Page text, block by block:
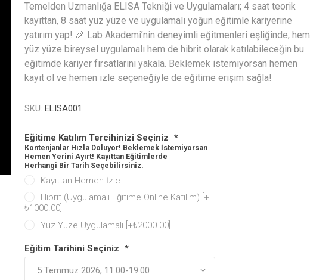
Temelden Uzmanlığa ELISA Tekniği ve Uygulamaları; 4 saat teorik
kayıttan, 8 saat yüz yüze ve uygulamalı yoğun eğitimle kariyerine
yatırım yap! 🎉 Lab Akademi’nin deneyimli eğitmenleri eşliğinde, hem
yüz yüze bireysel uygulamalı hem de hibrit olarak katılabileceğin bu
eğitimde kariyer fırsatlarını yakala. Beklemek istemiyorsan hemen
kayıt ol ve hemen izle seçeneğiyle de eğitime erişim sağla!
SKU: ELISA001
Eğitime Katılım Tercihinizi Seçiniz *
Kontenjanlar Hızla Doluyor! Beklemek İstemiyorsan
Hemen Yerini Ayırt! Kayıttan Eğitimlerde
Herhangi Bir Tarih Seçebilirsiniz.
Kayıttan Hemen İzle
Hibrit (Uygulamalı Eğitime Online Katılım) [+
₺1000.00]
Yüz Yüze Uygulamalı [+₺2000.00]
Eğitim Tarihini Seçiniz *